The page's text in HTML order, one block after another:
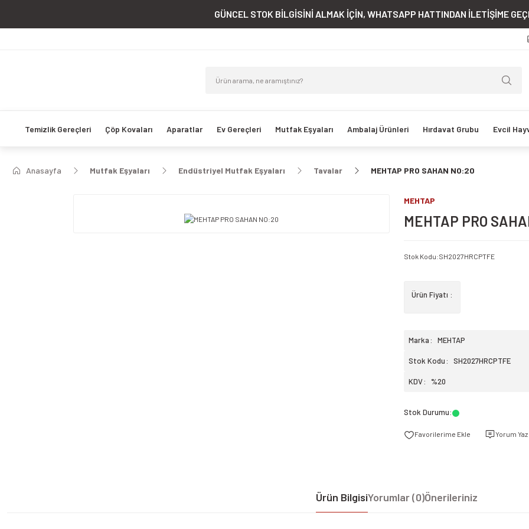
GÜNCEL STOK BİLGİSİNİ ALMAK İÇİN, WHATSAPP HATTINDAN İLETİŞİME
Temizlik Gereçleri Çöp Kovaları Aparatlar Ev Gereçleri Mutfak Eşyaları Ambalaj Ürünleri Hırdavat Grubu Evcil
Anasayfa Mutfak Eşyaları Endüstriyel Mutfak Eşyaları Tavalar MEHTAP PRO SAHAN NO:20
MEHTAP
MEHTAP PRO
Stok Kodu:SH2027HRCPTFE
Ürün Fiyatı :
Marka MEHTAP
Stok Kodu SH2027HRCPTFE
KDV %20
Stok Durumu:
Yorum Yaz
Ürün BilgisiYorumlar (0)Önerileriniz